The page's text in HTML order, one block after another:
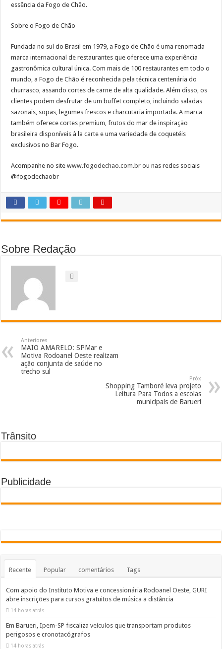
essência da Fogo de Chão.
Sobre o Fogo de Chão
Fundada no sul do Brasil em 1979, a Fogo de Chão é uma renomada
marca internacional de restaurantes que oferece uma experiência
gastronômica cultural única. Com mais de 100 restaurantes em todo o
mundo, a Fogo de Chão é reconhecida pela técnica centenária do
churrasco, assando cortes de carne de alta qualidade. Além disso, os
clientes podem desfrutar de um buffet completo, incluindo saladas
sazonais, sopas, legumes frescos e charcutaria importada. A marca
também oferece cortes premium, frutos do mar de inspiração
brasileira disponíveis à la carte e uma variedade de coquetéis
exclusivos no Bar Fogo.
Acompanhe no sitewww.fogodechao.com.br ou nas redes sociais
@fogodechaobr
Sobre Redação
Anteriores
MAIO AMARELO: SPMar e
Motiva Rodoanel Oeste realizam
ação conjunta de saúde no
trecho sul
Próx
Shopping Tamboré leva projeto
Leitura Para Todos a escolas
municipais de Barueri
Trânsito
Publicidade
Recente Popular comentários Tags
Com apoio do Instituto Motiva e concessionária Rodoanel Oeste, GURI
abre inscrições para cursos gratuitos de música a distância
14 horas atrás
Em Barueri, Ipem-SP fiscaliza veículos que transportam produtos
perigosos e cronotacógrafos
14 horas atrás